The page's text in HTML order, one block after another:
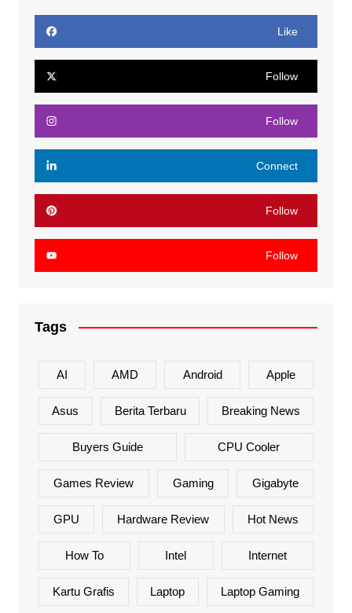
Like
Follow
Follow
Connect
Follow
Follow
Tags
AI AMD Android Apple
Asus Berita Terbaru Breaking News
Buyers Guide CPU Cooler
Games Review Gaming Gigabyte
GPU Hardware Review Hot News
How To Intel Internet
Kartu Grafis Laptop Laptop Gaming